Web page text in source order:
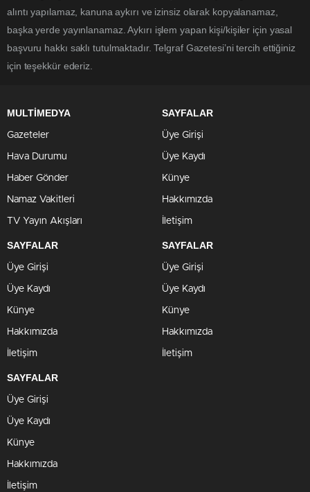
alıntı yapılamaz, kanuna aykırı ve izinsiz olarak kopyalanamaz,
başka yerde yayınlanamaz. Aykırı işlem yapan kişi/kişiler için yasal
başvuru hakkı saklı tutulmaktadır. Telgraf Gazetesi’ni tercih ettiğiniz
için teşekkür ederiz.
MULTİMEDYA
Gazeteler
Hava Durumu
Haber Gönder
Namaz Vakitleri
TV Yayın Akışları
SAYFALAR
Üye Girişi
Üye Kaydı
Künye
Hakkımızda
İletişim
SAYFALAR
Üye Girişi
Üye Kaydı
Künye
Hakkımızda
İletişim
SAYFALAR
Üye Girişi
Üye Kaydı
Künye
Hakkımızda
İletişim
SAYFALAR
Üye Girişi
Üye Kaydı
Künye
Hakkımızda
İletişim